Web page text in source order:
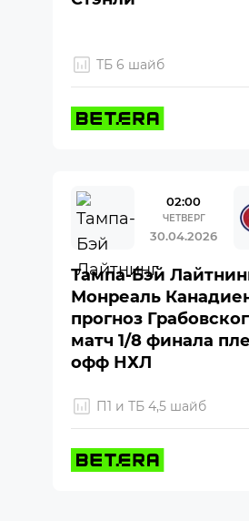
ТБ 6 шайб
02:00
ЧЕТВЕРГ
30.04.2026
Тампа-Бэй
Монреаль
прогноз
матч 1/8 финала
офф НХЛ
П1 и ТБ 4,5 шайб